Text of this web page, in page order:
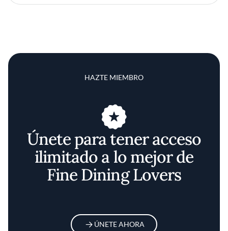
HAZTE MIEMBRO
Únete para tener acceso
ilimitado a lo mejor de
Fine Dining Lovers
ÚNETE AHORA